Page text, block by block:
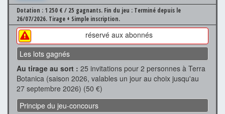
Dotation : 1 250 € / 25 gagnants. Fin du jeu : Terminé depuis le
26/07/2026. Tirage + Simple inscription.
réservé aux abonnés
Les lots gagnés
Au tirage au sort : 25 invitations pour 2 personnes à Terra
Botanica (saison 2026, valables un jour au choix jusqu'au
27 septembre 2026) (50 €)
Principe du jeu-concours